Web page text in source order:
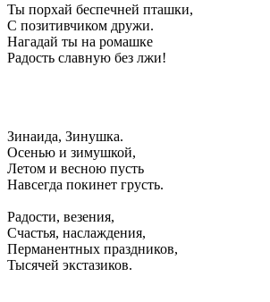
Ты порхай беспечней пташки,
С позитивчиком дружи.
Нагадай ты на ромашке
Радость славную без лжи!
Зинаида, Зинушка.
Осенью и зимушкой,
Летом и весною пусть
Навсегда покинет грусть.
Радости, везения,
Счастья, наслаждения,
Перманентных праздников,
Тысячей экстазиков.